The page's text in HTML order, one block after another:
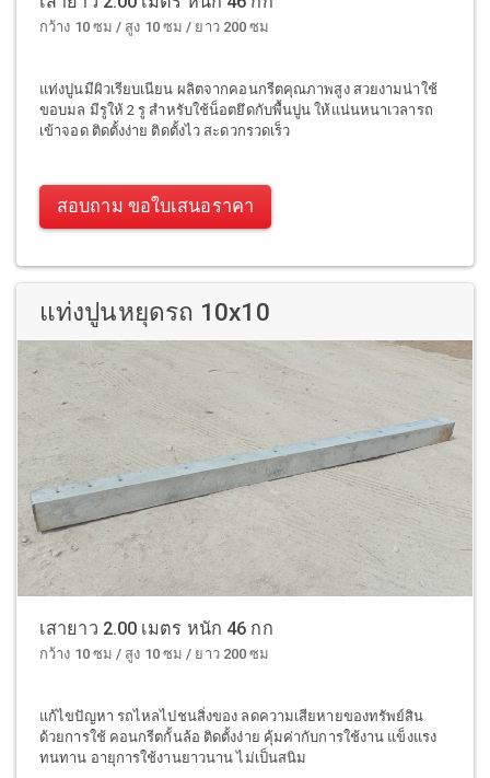
กว้าง 10 ซม / สูง 10 ซม / ยาว 200 ซม
แท่งปูนมีผิวเรียบเนียน ผลิตจากคอนกรีตคุณภาพสูง สวยงามน่าใช้
ขอบมล มีรูให้ 2 รู สำหรับใช้น็อตยึดกับพื้นปูน ให้แน่นหนาเวลารถ
เข้าจอด ติดตั้งง่าย ติดตั้งไว สะดวกรวดเร็ว
สอบถาม ขอใบเสนอราคา
แท่งปูนหยุดรถ 10x10
เสายาว 2.00 เมตร หนัก 46 กก
กว้าง 10 ซม / สูง 10 ซม / ยาว 200 ซม
แก้ไขปัญหา รถไหลไปชนสิ่งของ ลดความเสียหายของทรัพย์สิน
ด้วยการใช้ คอนกรีตกั้นล้อ ติดตั้งง่าย คุ้มค่ากับการใช้งาน แข็งแรง
ทนทาน อายุการใช้งานยาวนาน ไม่เป็นสนิม